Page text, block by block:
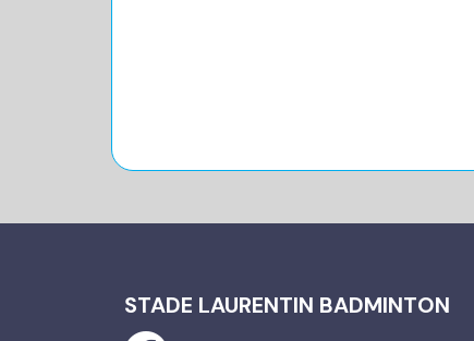
STADE LAURENTIN BADMINTON